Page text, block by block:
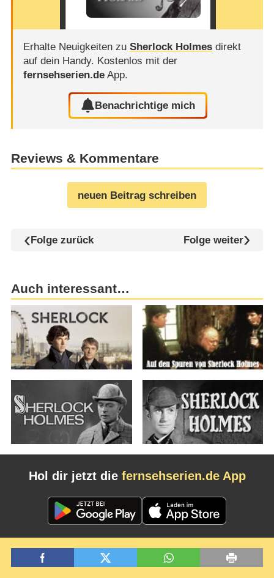
Erhalte Neuigkeiten zu Sherlock Holmesdirekt
auf dein Handy. Kostenlos mit der
fernsehserien.deApp.
Benachrichtige mich
Reviews & Kommentare
neuen Beitrag schreiben
Folge zurück Folge weiter
Auch interessant…
Hol dir jetzt die fernsehserien.de App